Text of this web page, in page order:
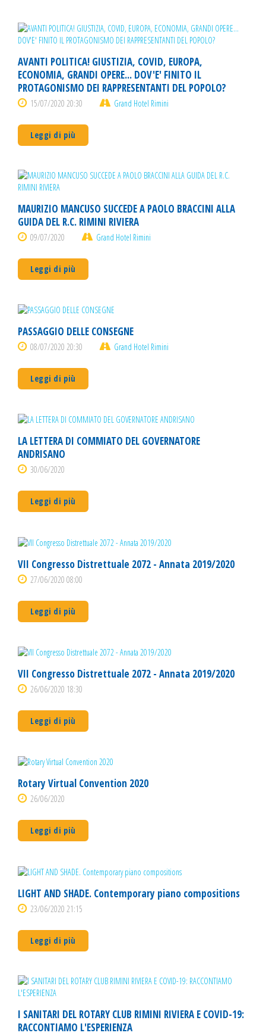
AVANTI POLITICA! GIUSTIZIA, COVID, EUROPA,
ECONOMIA, GRANDI OPERE... DOV'E' FINITO IL
PROTAGONISMO DEI RAPPRESENTANTI DEL POPOLO?
15/07/2020 20:30 Grand Hotel Rimini
Leggi di più
MAURIZIO MANCUSO SUCCEDE A PAOLO BRACCINI ALLA
GUIDA DEL R.C. RIMINI RIVIERA
09/07/2020 Grand Hotel Rimini
Leggi di più
PASSAGGIO DELLE CONSEGNE
08/07/2020 20:30 Grand Hotel Rimini
Leggi di più
LA LETTERA DI COMMIATO DEL GOVERNATORE
ANDRISANO
30/06/2020
Leggi di più
VII Congresso Distrettuale 2072 - Annata 2019/2020
27/06/2020 08:00
Leggi di più
VII Congresso Distrettuale 2072 - Annata 2019/2020
26/06/2020 18:30
Leggi di più
Rotary Virtual Convention 2020
26/06/2020
Leggi di più
LIGHT AND SHADE. Contemporary piano compositions
23/06/2020 21:15
Leggi di più
I SANITARI DEL ROTARY CLUB RIMINI RIVIERA E COVID-19:
RACCONTIAMO L'ESPERIENZA